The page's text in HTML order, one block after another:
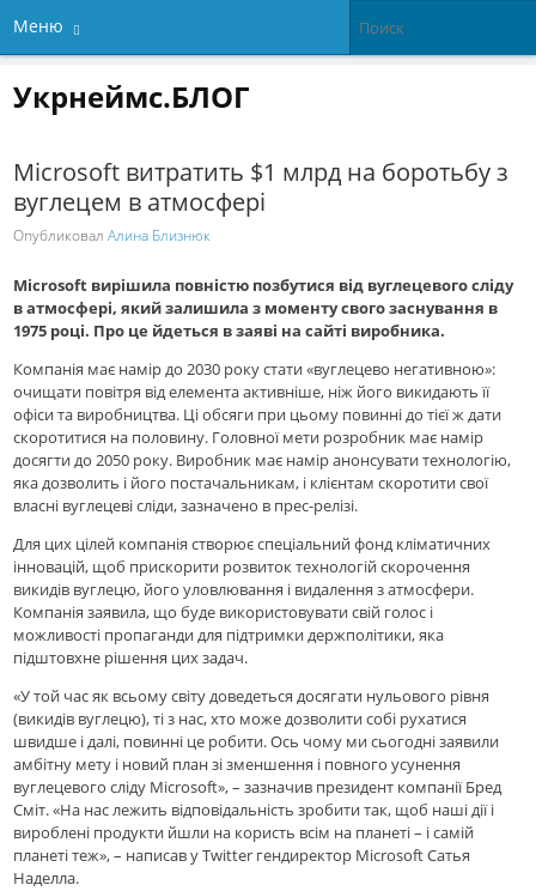
Меню
Укрнеймс.БЛОГ
Microsoft витратить $1 млрд на боротьбу з
вуглецем в атмосфері
ОпубликовалАлина Близнюк
Microsoft вирішила повністю позбутися від вуглецевого сліду
в атмосфері, який залишила з моменту свого заснування в
1975 році. Про це йдеться в заяві на сайті виробника.
Компанія має намір до 2030 року стати «вуглецево негативною»:
очищати повітря від елемента активніше, ніж його викидають її
офіси та виробництва. Ці обсяги при цьому повинні до тієї ж дати
скоротитися на половину. Головної мети розробник має намір
досягти до 2050 року. Виробник має намір анонсувати технологію,
яка дозволить і його постачальникам, і клієнтам скоротити свої
власні вуглецеві сліди, зазначено в прес-релізі.
Для цих цілей компанія створює спеціальний фонд кліматичних
інновацій, щоб прискорити розвиток технологій скорочення
викидів вуглецю, його уловлювання і видалення з атмосфери.
Компанія заявила, що буде використовувати свій голос і
можливості пропаганди для підтримки держполітики, яка
підштовхне рішення цих задач.
«У той час як всьому світу доведеться досягати нульового рівня
(викидів вуглецю), ті з нас, хто може дозволити собі рухатися
швидше і далі, повинні це робити. Ось чому ми сьогодні заявили
амбітну мету і новий план зі зменшення і повного усунення
вуглецевого сліду Microsoft», – зазначив президент компанії Бред
Сміт. «На нас лежить відповідальність зробити так, щоб наші дії і
вироблені продукти йшли на користь всім на планеті – і самій
планеті теж», – написав у Twitter гендиректор Microsoft Сатья
Наделла.